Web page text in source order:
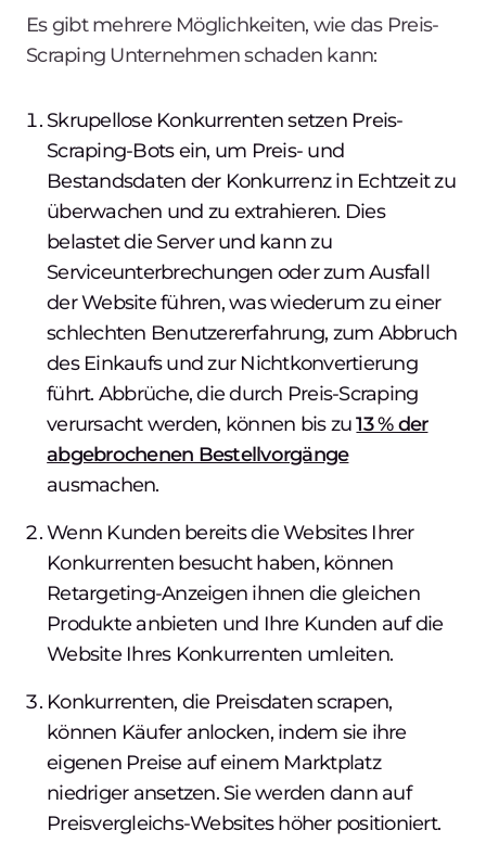
Es gibt mehrere Möglichkeiten, wie das Preis-
Scraping Unternehmen schaden kann:
Skrupellose Konkurrenten setzen Preis-
Scraping-Bots ein, um Preis- und
Bestandsdaten der Konkurrenz in Echtzeit zu
überwachen und zu extrahieren. Dies
belastet die Server und kann zu
Serviceunterbrechungen oder zum Ausfall
der Website führen, was wiederum zu einer
schlechten Benutzererfahrung, zum Abbruch
des Einkaufs und zur Nichtkonvertierung
führt. Abbrüche, die durch Preis-Scraping
verursacht werden, können bis zu13 % der
abgebrochenen Bestellvorgänge
ausmachen.
Wenn Kunden bereits die Websites Ihrer
Konkurrenten besucht haben, können
Retargeting-Anzeigen ihnen die gleichen
Produkte anbieten und Ihre Kunden auf die
Website Ihres Konkurrenten umleiten.
Konkurrenten, die Preisdaten scrapen,
können Käufer anlocken, indem sie ihre
eigenen Preise auf einem Marktplatz
niedriger ansetzen. Sie werden dann auf
Preisvergleichs-Websites höher positioniert.